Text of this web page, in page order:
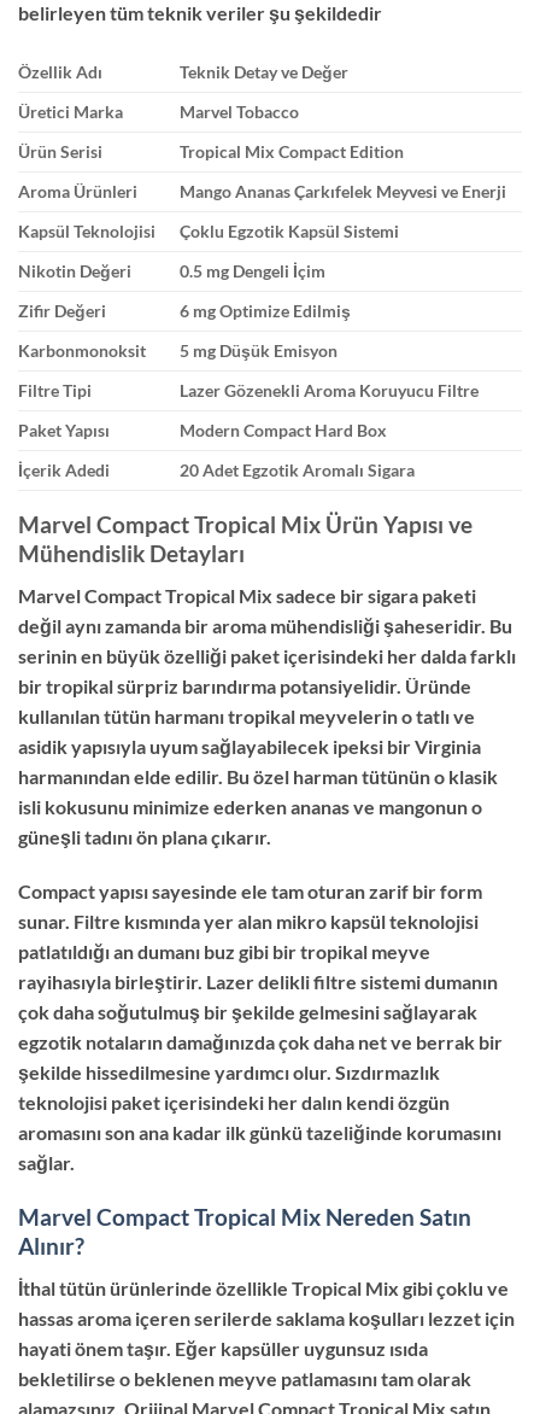
belirleyen tüm teknik veriler şu şekildedir
Özellik Adı
Teknik Detay ve Değer
Üretici Marka
Marvel Tobacco
Ürün Serisi
Tropical Mix Compact Edition
Aroma Ürünleri
Mango Ananas Çarkıfelek Meyvesi ve Enerji
Kapsül Teknolojisi
Çoklu Egzotik Kapsül Sistemi
Nikotin Değeri
0.5 mg Dengeli İçim
Zifir Değeri
6 mg Optimize Edilmiş
Karbonmonoksit
5 mg Düşük Emisyon
Filtre Tipi
Lazer Gözenekli Aroma Koruyucu Filtre
Paket Yapısı
Modern Compact Hard Box
İçerik Adedi
20 Adet Egzotik Aromalı Sigara
Marvel Compact Tropical Mix Ürün Yapısı ve
Mühendislik Detayları
Marvel Compact Tropical Mix sadece bir sigara paketi
değil aynı zamanda bir aroma mühendisliği şaheseridir. Bu
serinin en büyük özelliği paket içerisindeki her dalda farklı
bir tropikal sürpriz barındırma potansiyelidir. Üründe
kullanılan tütün harmanı tropikal meyvelerin o tatlı ve
asidik yapısıyla uyum sağlayabilecek ipeksi bir Virginia
harmanından elde edilir. Bu özel harman tütünün o klasik
isli kokusunu minimize ederken ananas ve mangonun o
güneşli tadını ön plana çıkarır.
Compact yapısı sayesinde ele tam oturan zarif bir form
sunar. Filtre kısmında yer alan mikro kapsül teknolojisi
patlatıldığı an dumanı buz gibi bir tropikal meyve
rayihasıyla birleştirir. Lazer delikli filtre sistemi dumanın
çok daha soğutulmuş bir şekilde gelmesini sağlayarak
egzotik notaların damağınızda çok daha net ve berrak bir
şekilde hissedilmesine yardımcı olur. Sızdırmazlık
teknolojisi paket içerisindeki her dalın kendi özgün
aromasını son ana kadar ilk günkü tazeliğinde korumasını
sağlar.
Marvel Compact Tropical Mix Nereden Satın
Alınır?
İthal tütün ürünlerinde özellikle Tropical Mix gibi çoklu ve
hassas aroma içeren serilerde saklama koşulları lezzet için
hayati önem taşır. Eğer kapsüller uygunsuz ısıda
bekletilirse o beklenen meyve patlamasını tam olarak
alamazsınız. Orijinal Marvel Compact Tropical Mix satın